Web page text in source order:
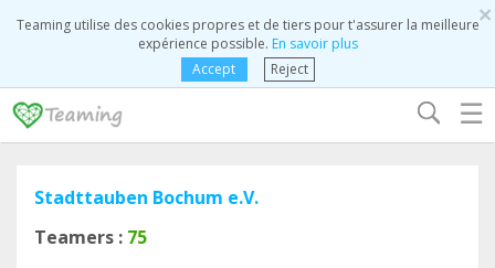
×
Teaming utilise des cookies propres et de tiers pour t'assurer la meilleure
expérience possible. En savoir plus
Accept
Reject
☰
Stadttauben Bochum e.V.
Teamers : 75